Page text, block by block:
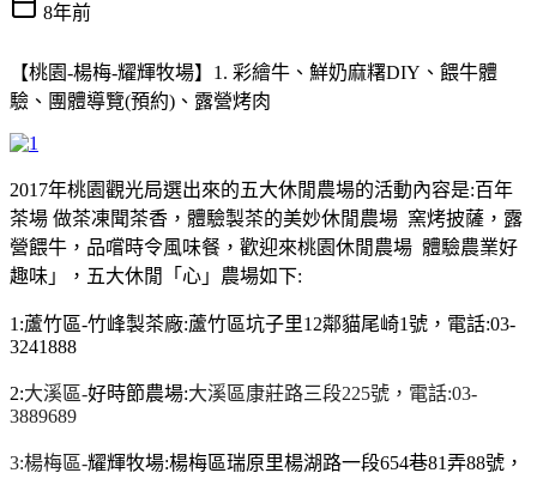
8年前
【桃園-楊梅-耀輝牧場】1. 彩繪牛、鮮奶麻糬DIY、餵牛體
驗、團體導覽(預約)、露營烤肉
2017年桃園觀光局選出來的五大休閒農場的活動內容是:百年
茶場 做茶凍聞茶香，體驗製茶的美妙休閒農場 窯烤披薩，露
營餵牛，品嚐時令風味餐，歡迎來桃園休閒農場 體驗農業好
趣味」，五大休閒「心」農場如下:
1:蘆竹區-竹峰製茶廠:蘆竹區坑子里12鄰貓尾崎1號，電話:03-
3241888
2:大溪區-好時節農場:大溪區康莊路三段225號，電話:03-
3889689
3:楊梅區-耀輝牧場:楊梅區瑞原里楊湖路一段654巷81弄88號，